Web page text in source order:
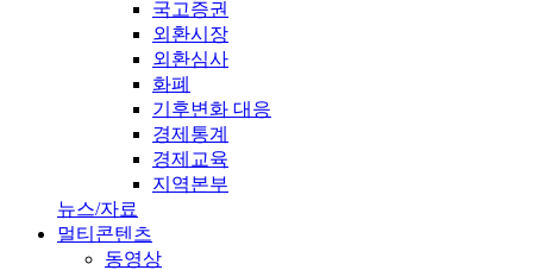
국고증권
외환시장
외환심사
화폐
기후변화 대응
경제통계
경제교육
지역본부
뉴스/자료
멀티콘텐츠
동영상